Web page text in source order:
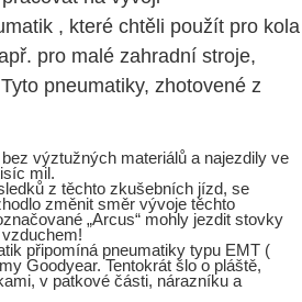
, které chtěli použít pro kola
pro malé zahradní stroje,
pneumatiky, zhotovené z
výztužných materiálů a najezdily ve
mil.
z těchto zkušebních jízd, se
změnit směr vývoje těchto
„Arcus“ mohly jezdit stovky
připomíná pneumatiky typu EMT (
Goodyear. Tentokrát šlo o pláště,
v patkové části, nárazníku a